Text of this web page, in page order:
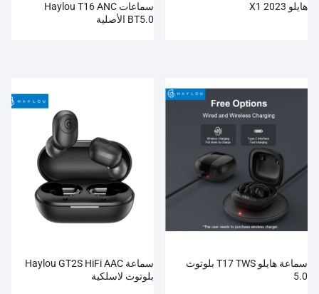
هايلو X1 2023
سماعات Haylou T16 ANC
BT5.0 الأصلية
سماعة هايلو T17 TWS بلوتوث
5.0
سماعة Haylou GT2S HiFi AAC
بلوتوث لاسلكية